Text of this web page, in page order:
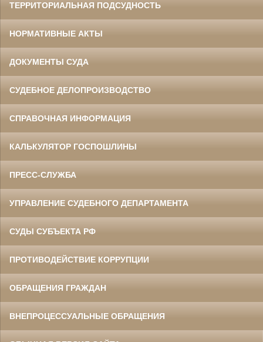
ТЕРРИТОРИАЛЬНАЯ ПОДСУДНОСТЬ
НОРМАТИВНЫЕ АКТЫ
ДОКУМЕНТЫ СУДА
СУДЕБНОЕ ДЕЛОПРОИЗВОДСТВО
СПРАВОЧНАЯ ИНФОРМАЦИЯ
КАЛЬКУЛЯТОР ГОСПОШЛИНЫ
ПРЕСС-СЛУЖБА
УПРАВЛЕНИЕ СУДЕБНОГО ДЕПАРТАМЕНТА
СУДЫ СУБЪЕКТА РФ
ПРОТИВОДЕЙСТВИЕ КОРРУПЦИИ
ОБРАЩЕНИЯ ГРАЖДАН
ВНЕПРОЦЕССУАЛЬНЫЕ ОБРАЩЕНИЯ